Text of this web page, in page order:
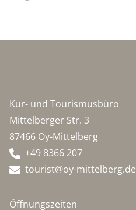
Kur- und Tourismusbüro
Mittelberger Str. 3
87466 Oy-Mittelberg
+49 8366 207
tourist@oy-mittelberg.de
Öffnungszeiten